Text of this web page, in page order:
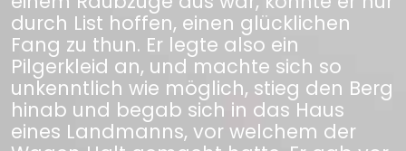
durch List hoffen, einen glücklichen
Fang zu thun. Er legte also ein
Pilgerkleid an, und machte sich so
unkenntlich wie möglich, stieg den Berg
hinab und begab sich in das Haus
eines Landmanns, vor welchem der